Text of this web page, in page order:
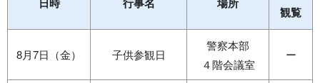
観覧
8月7日（金） 子供参観日
警察本部
４階会議室
ー